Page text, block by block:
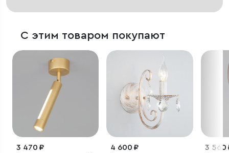
С этим товаром покупают
3 470 ₽ 4 600 ₽ 3 560